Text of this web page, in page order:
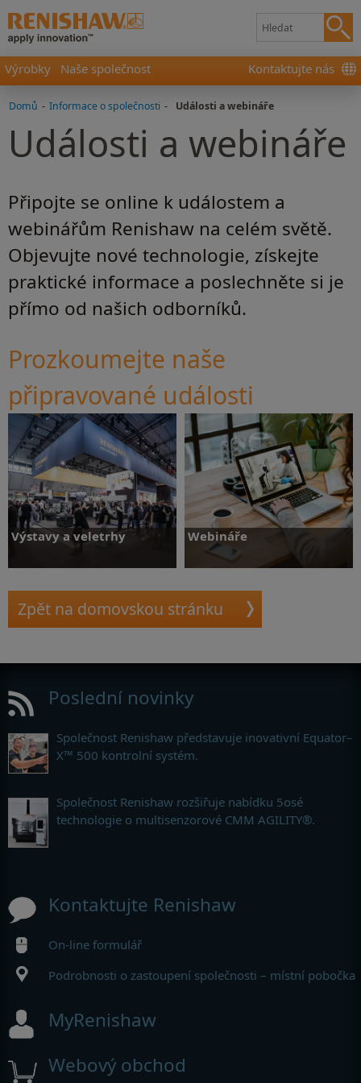
Výrobky Naše společnost Kontaktujte nás
Domů - Informace o společnosti - Události a webináře
Události a webináře
Připojte se online k událostem a
webinářům Renishaw na celém světě.
Objevujte nové technologie, získejte
praktické informace a poslechněte si je
přímo od našich odborníků.
Prozkoumejte naše
připravované události
Výstavy a veletrhy Webináře
Zpět na domovskou stránku
Poslední novinky
Společnost Renishaw představuje inovativní Equator–
X™ 500 kontrolní systém.
Společnost Renishaw rozšiřuje nabídku 5osé
technologie o multisenzorové CMM AGILITY®.
Kontaktujte Renishaw
On-line formulář
Podrobnosti o zastoupení společnosti – místní pobočka
MyRenishaw
Webový obchod